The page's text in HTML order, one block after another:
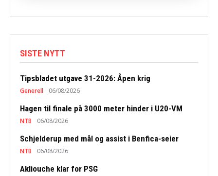
SISTE NYTT
Tipsbladet utgave 31-2026: Åpen krig
Generell 06/08/2026
Hagen til finale på 3000 meter hinder i U20-VM
NTB 06/08/2026
Schjelderup med mål og assist i Benfica-seier
NTB 06/08/2026
Akliouche klar for PSG